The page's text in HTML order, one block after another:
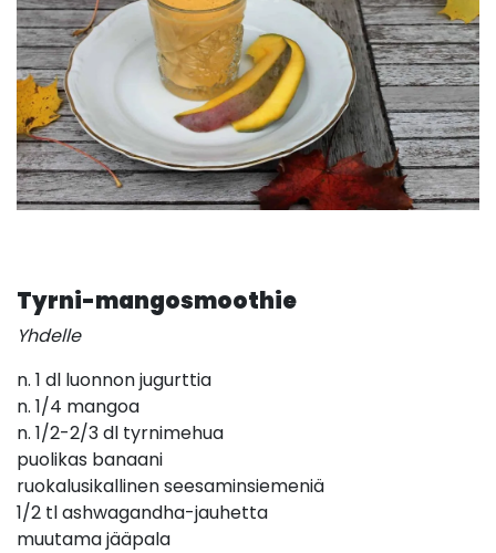
Tyrni-mangosmoothie
Yhdelle
n. 1 dl luonnon jugurttia
n. 1/4 mangoa
n. 1/2-2/3 dl tyrnimehua
puolikas banaani
ruokalusikallinen seesaminsiemeniä
1/2 tl ashwagandha-jauhetta
muutama jääpala